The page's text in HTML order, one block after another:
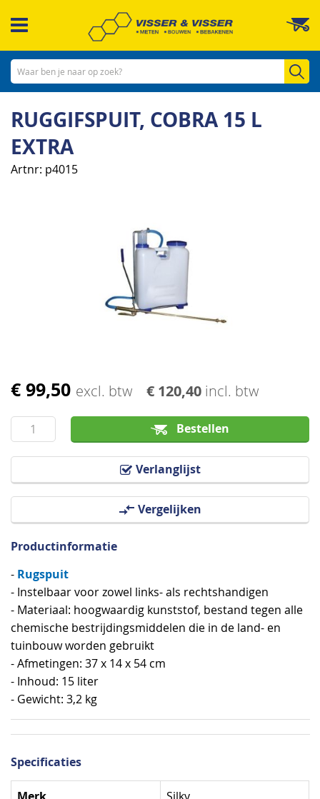
naar
inhoud
RUGGIFSPUIT, COBRA 15 L
EXTRA
Artnr p4015
€ 99,50 excl. btw € 120,40 incl. btw
Bestellen
Verlanglijst
Vergelijken
Ga
het
begin
van
Productinformatie
- Rugspuit
- Instelbaar voor zowel links- als rechtshandigen
- Materiaal: hoogwaardig kunststof, bestand tegen alle
chemische bestrijdingsmiddelen die in de land- en
tuinbouw worden gebruikt
- Afmetingen: 37 x 14 x 54 cm
- Inhoud: 15 liter
- Gewicht: 3,2 kg
Specificaties
Specificaties